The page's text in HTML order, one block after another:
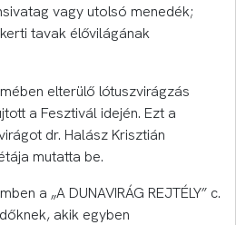
vagy utolsó menedék;
tavak élővilágának
elterülő lótuszvirágzás
a Fesztivál idején. Ezt a
dr. Halász Krisztián
mutatta be.
a „A DUNAVIRÁG REJTÉLY” c.
akik egyben